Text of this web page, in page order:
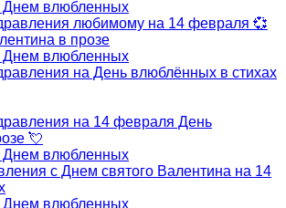
любимому на 14 февраля 💞
в прозе
на День влюблённых в стихах
на 14 февраля День
💘
с Днем святого Валентина на 14